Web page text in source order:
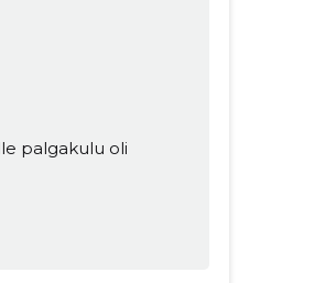
palgakulu oli